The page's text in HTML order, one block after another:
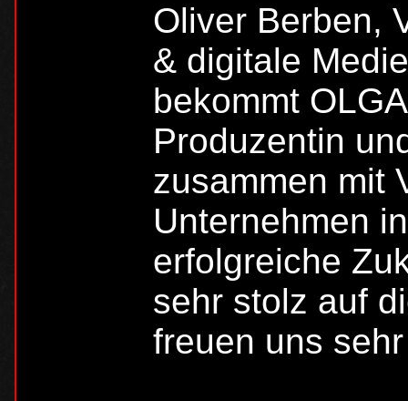
Oliver Berben,
& digitale
bekommt
Produzentin
zusammen mit
Unternehmen
erfolgreiche
sehr stolz auf
freuen uns